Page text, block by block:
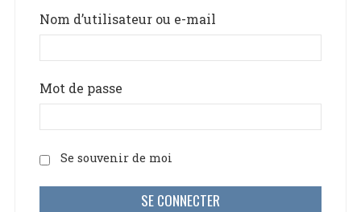
Nom d’utilisateur ou e-mail
Mot de passe
Se souvenir de moi